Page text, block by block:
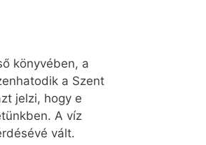
könyvében, a
a Szent
jelzi, hogy e
A víz
vált.